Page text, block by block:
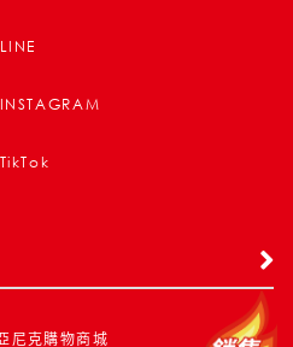
LINE
INSTAGRAM
TikTok
尼克購物商城